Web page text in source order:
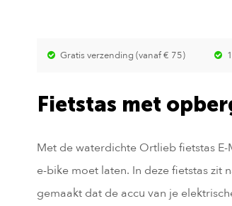
Gratis verzending (vanaf € 75)
Fietstas met
Met de waterdichte Ortlieb fietstas
e-bike moet laten. In deze fietstas zit
gemaakt dat de accu van je